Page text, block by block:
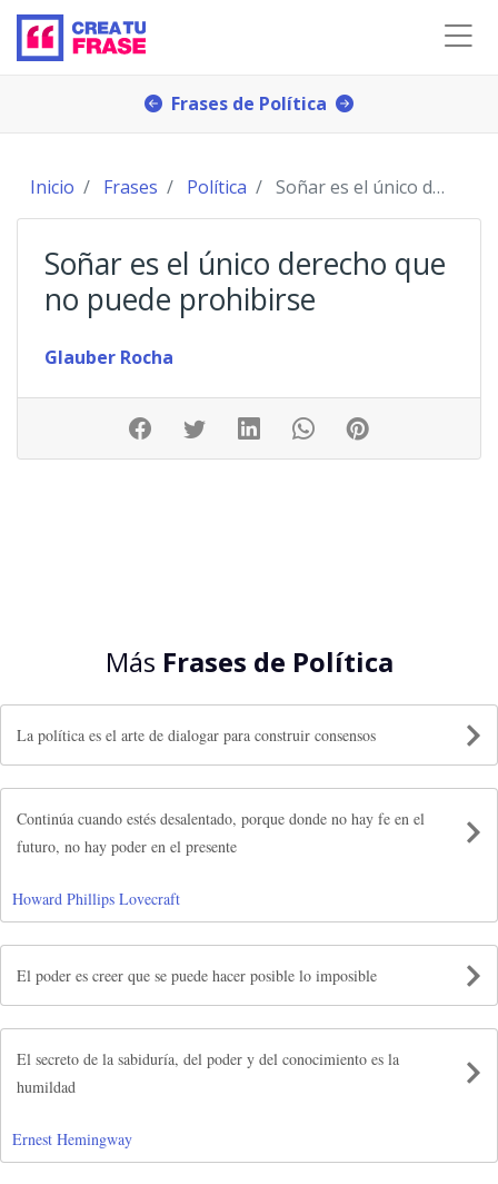
Frases de Política
Inicio Frases Política Soñar es el único derecho que no puede prohibirs
Soñar es el único derecho que
no puede prohibirse
Glauber Rocha
Más Frases de Política
La política es el arte de dialogar para construir consensos
Continúa cuando estés desalentado, porque donde no hay fe en el
futuro, no hay poder en el presente
Howard Phillips Lovecraft
El poder es creer que se puede hacer posible lo imposible
El secreto de la sabiduría, del poder y del conocimiento es la
humildad
Ernest Hemingway